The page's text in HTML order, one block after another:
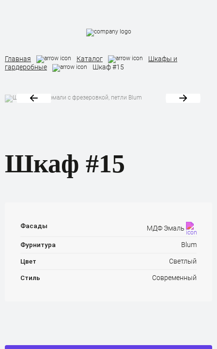
Шкафы и гардеробные
Главная Каталог
Шкафы и
гардеробные
Шкаф #15
Шкаф #15
Фасады МДФ Эмаль
Фурнитура Blum
Цвет Светлый
Стиль Современный